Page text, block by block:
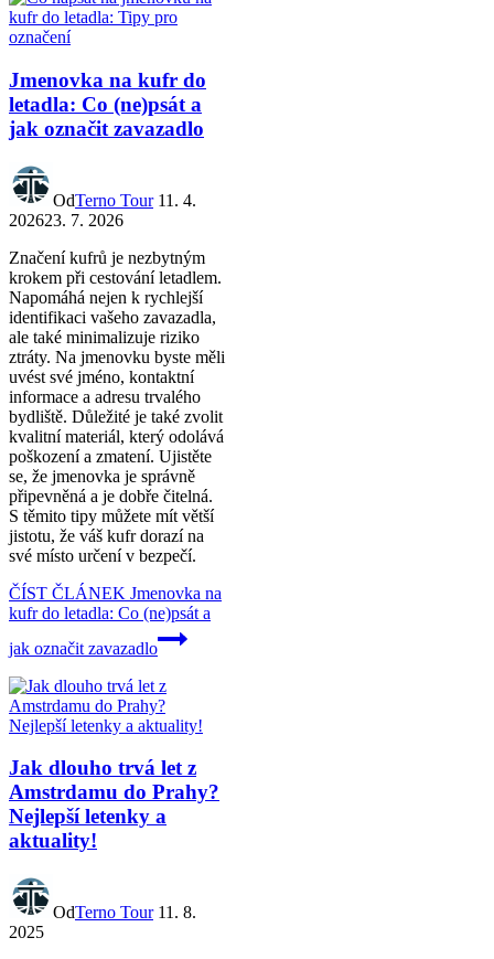
Jmenovka na kufr do
letadla: Co (ne)psát a
jak označit zavazadlo
OdTerno Tour 11. 4.
202623. 7. 2026
Značení kufrů je nezbytným
krokem při cestování letadlem.
Napomáhá nejen k rychlejší
identifikaci vašeho zavazadla,
ale také minimalizuje riziko
ztráty. Na jmenovku byste měli
uvést své jméno, kontaktní
informace a adresu trvalého
bydliště. Důležité je také zvolit
kvalitní materiál, který odolává
poškození a zmatení. Ujistěte
se, že jmenovka je správně
připevněná a je dobře čitelná.
S těmito tipy můžete mít větší
jistotu, že váš kufr dorazí na
své místo určení v bezpečí.
ČÍST ČLÁNEK Jmenovka na
kufr do letadla: Co (ne)psát a
jak označit zavazadlo
Jak dlouho trvá let z
Amstrdamu do Prahy?
Nejlepší letenky a
aktuality!
OdTerno Tour 11. 8.
2025